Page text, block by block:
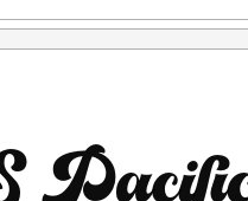
biaya EXTENDED
penggunaan.
lisensinya free for
lisensinya di link diatas.